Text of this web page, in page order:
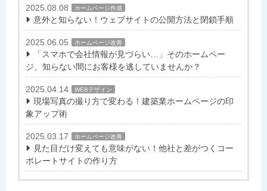
2025.08.08 ホームページ作成
意外と知らない！ウェブサイトの公開方法と閉鎖手順
2025.06.05 ホームページ改善
「スマホで会社情報が見づらい…」そのホームペー
ジ、知らない間にお客様を逃していませんか？
2025.04.14 WEBデザイン
現場写真の撮り方で変わる！建築業ホームページの印
象アップ術
2025.03.17 ホームページ改善
見た目だけ変えても意味がない！他社と差がつくコー
ポレートサイトの作り方